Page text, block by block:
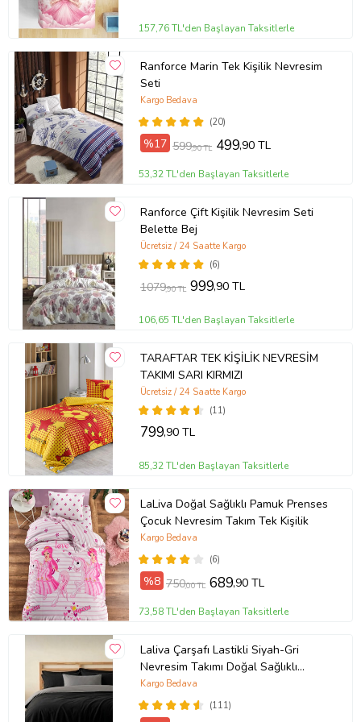
157,76 TL'den Başlayan Taksitlerle
Ranforce Marin Tek Kişilik Nevresim
Seti
(20)
Kargo Bedava
%17 599,90 TL 499,90 TL
53,32 TL'den Başlayan Taksitlerle
Ranforce Çift Kişilik Nevresim Seti
Belette Bej
(6)
Ücretsiz / 24 Saatte Kargo
1079,90 TL 999,90 TL
106,65 TL'den Başlayan Taksitlerle
TARAFTAR TEK KİŞİLİK NEVRESİM
TAKIMI SARI KIRMIZI
(11)
Ücretsiz / 24 Saatte Kargo
799,90 TL
85,32 TL'den Başlayan Taksitlerle
LaLiva Doğal Sağlıklı Pamuk Prenses
Çocuk Nevresim Takım Tek Kişilik
(6)
Kargo Bedava
%8 750,00 TL 689,90 TL
73,58 TL'den Başlayan Taksitlerle
Laliva Çarşafı Lastikli Siyah-Gri
Nevresim Takımı Doğal Sağlıklı
Pamuk Çift Kişilik Ranforce
(111)
Kargo Bedava